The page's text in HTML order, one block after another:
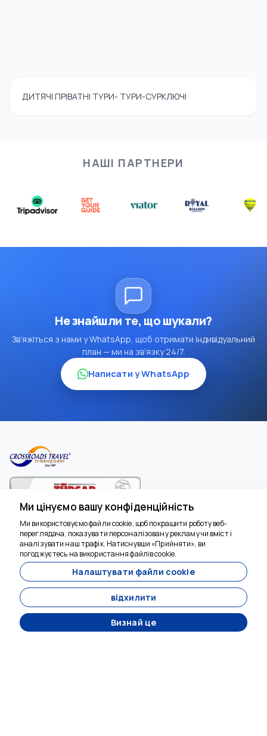
ДИТЯЧІ ПРІВАТНІ ТУРИ- ТУРИ-СУРКЛЮЧІ
НАШІ ПАРТНЕРИ
Не знайшли те, що шукали?
Зв’яжіться з нами у WhatsApp, щоб отримати індивідуальний
план — ми на зв’язку 24/7.
Написати у WhatsApp
3716
Crossroads Travel - 3716
Türkmen, Turgut Özal Blv. Dragon Apt.
67/1, 09400 Kuşadası/Aydın
ІНСТИТУЦІЙНИЙ
Домашня сторінка
Ми цінуємо вашу конфіденційність
Ми використовуємо файли cookie, щоб покращити роботу веб-
переглядача, показувати персоналізовану рекламу чи вміст і
аналізувати наш трафік. Натиснувши «Прийняти», ви
погоджуєтесь на використання файлів cookie.
Налаштувати файли cookie
відхилити
Визнай це